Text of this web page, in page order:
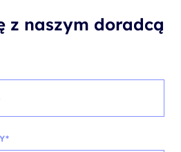
z naszym doradcą